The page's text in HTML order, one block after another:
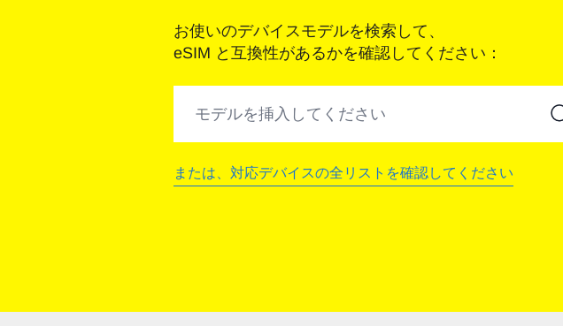
お使いのデバイスモデルを検索して、
eSIM と互換性があるかを確認してください：
端末のモデルを検索
または、対応デバイスの全リストを確認してください